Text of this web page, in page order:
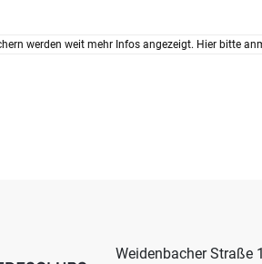
werden weit mehr Infos angezeigt. Hier bitte
Weidenbacher Straße